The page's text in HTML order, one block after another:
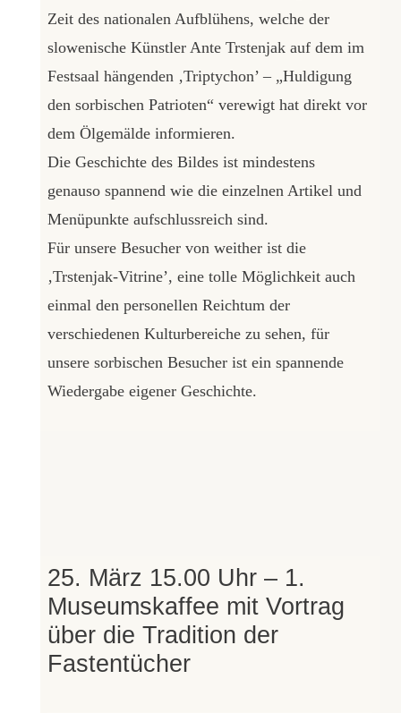
Zeit des nationalen Aufblühens, welche der
slowenische Künstler Ante Trstenjak auf dem im
Festsaal hängenden ‚Triptychon’ – „Huldigung
den sorbischen Patrioten“ verewigt hat direkt vor
dem Ölgemälde informieren.
Die Geschichte des Bildes ist mindestens
genauso spannend wie die einzelnen Artikel und
Menüpunkte aufschlussreich sind.
Für unsere Besucher von weither ist die
‚Trstenjak-Vitrine’, eine tolle Möglichkeit auch
einmal den personellen Reichtum der
verschiedenen Kulturbereiche zu sehen, für
unsere sorbischen Besucher ist ein spannende
Wiedergabe eigener Geschichte.
25. März 15.00 Uhr – 1.
Museumskaffee mit Vortrag
über die Tradition der
Fastentücher